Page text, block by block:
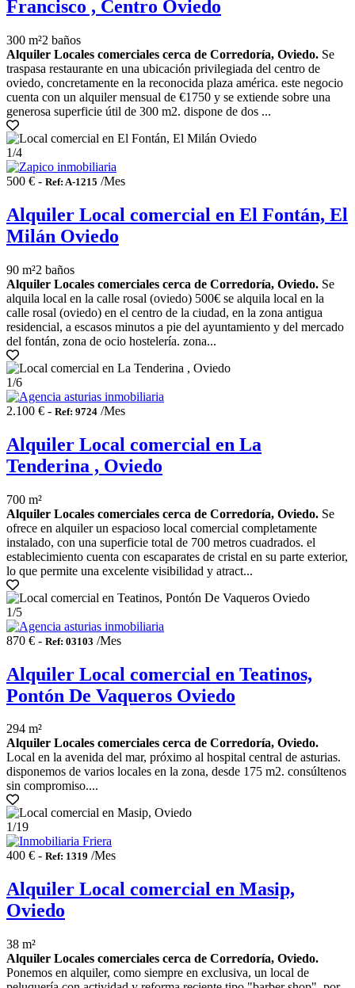
Francisco , Centro Oviedo
300 m²2 baños
Alquiler Locales comerciales cerca de Corredoría, Oviedo. Se
traspasa restaurante en una ubicación privilegiada del centro de
oviedo, concretamente en la reconocida plaza américa. este negocio
cuenta con un alquiler mensual de €1750 y se extiende sobre una
generosa superficie útil de 300 m2. dispone de dos ...
1/4
500 € - Ref: A-1215 /Mes
Alquiler Local comercial en El Fontán, El
Milán Oviedo
90 m²2 baños
Alquiler Locales comerciales cerca de Corredoría, Oviedo. Se
alquila local en la calle rosal (oviedo) 500€ se alquila local en la
calle rosal (oviedo) en el centro de la ciudad, en la zona antigua
residencial, a escasos minutos a pie del ayuntamiento y del mercado
del fontán, zona de ocio hostelería. zona...
1/6
2.100 € - Ref: 9724 /Mes
Alquiler Local comercial en La
Tenderina , Oviedo
700 m²
Alquiler Locales comerciales cerca de Corredoría, Oviedo. Se
ofrece en alquiler un espacioso local comercial completamente
instalado, con una superficie total de 700 metros cuadrados. el
establecimiento cuenta con escaparates de cristal en su parte exterior,
lo que permite una excelente visibilidad y atract...
1/5
870 € - Ref: 03103 /Mes
Alquiler Local comercial en Teatinos,
Pontón De Vaqueros Oviedo
294 m²
Alquiler Locales comerciales cerca de Corredoría, Oviedo.
Local en la avenida del mar, próximo al hospital central de asturias.
disponemos de varios locales en la zona, desde 175 m2. consúltenos
sin compromiso....
1/19
400 € - Ref: 1319 /Mes
Alquiler Local comercial en Masip,
Oviedo
38 m²
Alquiler Locales comerciales cerca de Corredoría, Oviedo.
Ponemos en alquiler, como siempre en exclusiva, un local de